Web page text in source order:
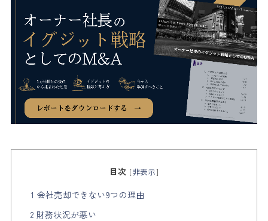
目次 [非表示]
1 会社売却できない9つの理由
2 財務状況が悪い